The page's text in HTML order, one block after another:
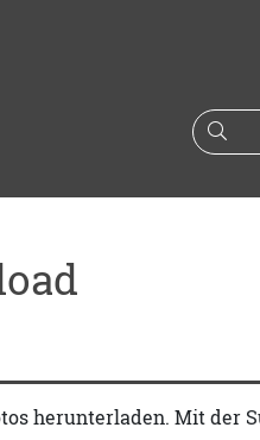
herunterladen. Mit der